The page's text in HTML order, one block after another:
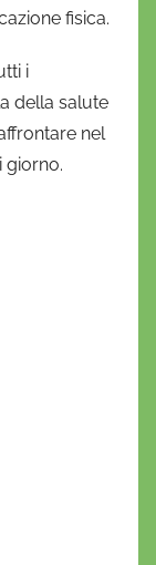
fisica.
i
della salute
nel
giorno.